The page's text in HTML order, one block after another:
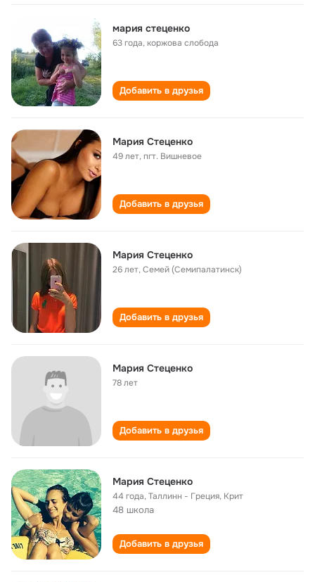
мария стеценко
63 года,коржова слобода
Добавить в друзья
Мария Стеценко
49 лет,пгт. Вишневое
Добавить в друзья
Мария Стеценко
26 лет,Семей (Семипалатинск)
Добавить в друзья
Мария Стеценко
78 лет
Добавить в друзья
Мария Стеценко
44 года,Таллинн - Греция, Крит
48 школа
Добавить в друзья